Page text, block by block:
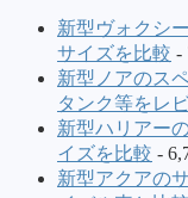
新型ヴォクシ
サイズを比較 -
新型ノアのス
タンク等をレ
新型ハリアー
イズを比較 -
新型アクアの